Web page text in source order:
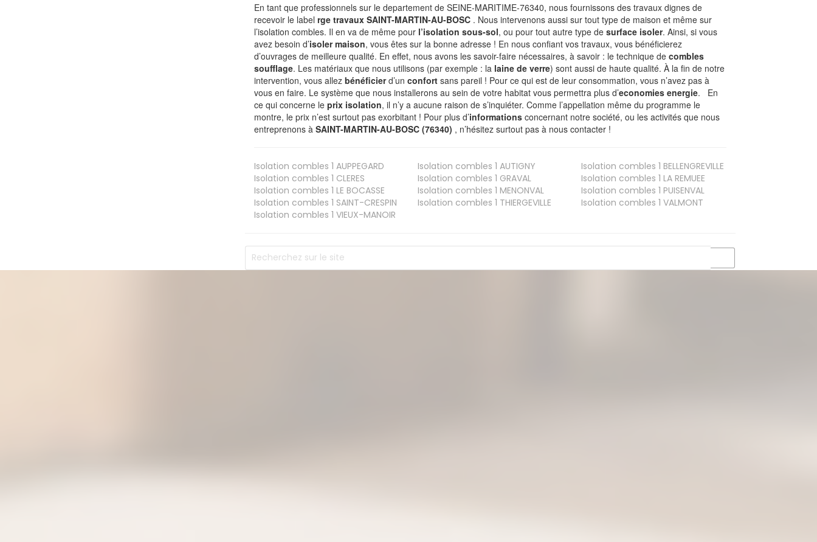
En tant que professionnels sur le departement de SEINE-MARITIME-76340, nous fournissons des travaux dignes de
recevoir le labelrge travaux SAINT-MARTIN-AU-BOSC . Nous intervenons aussi sur tout type de maison et même sur
l’isolation combles. Il en va de même pour l’isolation sous-sol, ou pour tout autre type desurface isoler. Ainsi, si vous
avez besoin d’isoler maison, vous êtes sur la bonne adresse ! En nous confiant vos travaux, vous bénéficierez
d’ouvrages de meilleure qualité. En effet, nous avons les savoir-faire nécessaires, à savoir : le technique decombles
soufflage. Les matériaux que nous utilisons (par exemple : la laine de verre) sont aussi de haute qualité. À la fin de notre
intervention, vous allezbénéficierd’unconfort sans pareil ! Pour ce qui est de leur consommation, vous n’avez pas à
vous en faire. Le système que nous installerons au sein de votre habitat vous permettra plus d’economies energie. En
ce qui concerne leprix isolation, il n’y a aucune raison de s’inquiéter. Comme l’appellation même du programme le
montre, le prix n’est surtout pas exorbitant ! Pour plus d’informations concernant notre société, ou les activités que nous
entreprenons àSAINT-MARTIN-AU-BOSC (76340) , n’hésitez surtout pas à nous contacter !
Isolation combles 1 AUPPEGARD Isolation combles 1 AUTIGNY Isolation combles 1 BELLENGREVILLE
Isolation combles 1 CLERES Isolation combles 1 GRAVAL Isolation combles 1 LA REMUEE
Isolation combles 1 LE BOCASSE Isolation combles 1 MENONVAL Isolation combles 1 PUISENVAL
Isolation combles 1 SAINT-CRESPIN Isolation combles 1 THIERGEVILLE Isolation combles 1 VALMONT
Isolation combles 1 VIEUX-MANOIR